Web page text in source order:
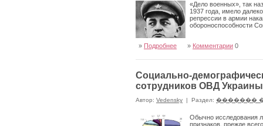
«Дело военных», так
1937 года, имело
репрессии в армии
обороноспособности
» Подробнее » Комментарии 0
Социально-
сотрудников ОВД
Автор: Vedensky | Раздел: �������
Обычно исследования
признаков, прежде